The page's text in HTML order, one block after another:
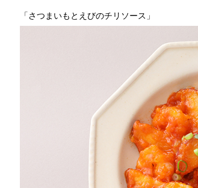
「さつまいもとえびのチリソース」